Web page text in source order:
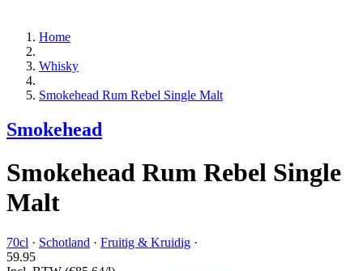
Home
Whisky
Smokehead Rum Rebel Single Malt
Smokehead
Smokehead Rum Rebel Single
Malt
70cl · Schotland · Fruitig & Kruidig ·
59.95